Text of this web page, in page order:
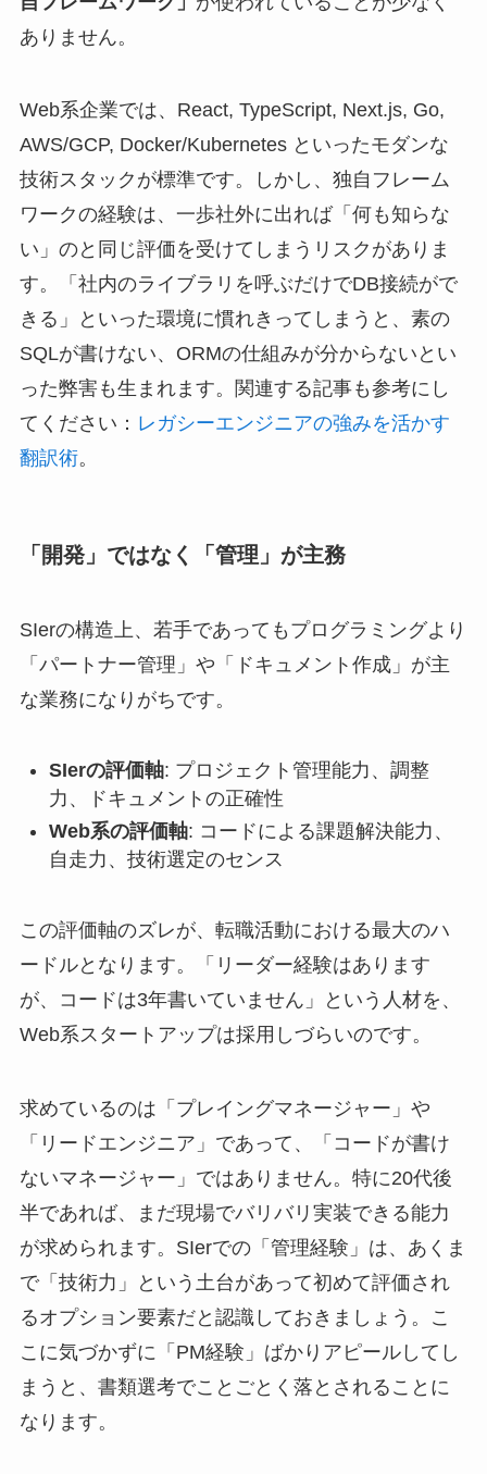
ありません。
Web系企業では、React, TypeScript, Next.js, Go,
AWS/GCP, Docker/Kubernetes といったモダンな
技術スタックが標準です。しかし、独自フレーム
ワークの経験は、一歩社外に出れば「何も知らな
い」のと同じ評価を受けてしまうリスクがありま
す。「社内のライブラリを呼ぶだけでDB接続がで
きる」といった環境に慣れきってしまうと、素の
SQLが書けない、ORMの仕組みが分からないとい
った弊害も生まれます。関連する記事も参考にし
てください： レガシーエンジニアの強みを活かす
翻訳術。
「開発」ではなく「管理」が主務
SIerの構造上、若手であってもプログラミングより
「パートナー管理」や「ドキュメント作成」が主
な業務になりがちです。
SIerの評価軸: プロジェクト管理能力、調整
力、ドキュメントの正確性
Web系の評価軸: コードによる課題解決能力、
自走力、技術選定のセンス
この評価軸のズレが、転職活動における最大のハ
ードルとなります。「リーダー経験はあります
が、コードは3年書いていません」という人材を、
Web系スタートアップは採用しづらいのです。
求めているのは「プレイングマネージャー」や
「リードエンジニア」であって、「コードが書け
ないマネージャー」ではありません。特に20代後
半であれば、まだ現場でバリバリ実装できる能力
が求められます。SIerでの「管理経験」は、あくま
で「技術力」という土台があって初めて評価され
るオプション要素だと認識しておきましょう。こ
こに気づかずに「PM経験」ばかりアピールしてし
まうと、書類選考でことごとく落とされることに
なります。